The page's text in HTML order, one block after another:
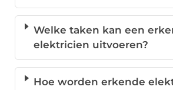
Welke taken kan een
elektricien uitvoeren?
Hoe worden erkende